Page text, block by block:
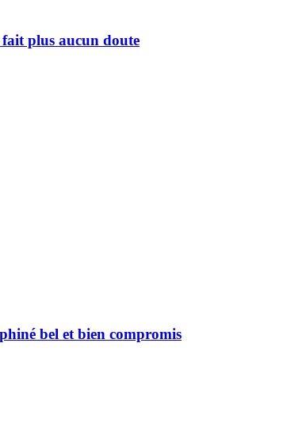
plus aucun doute
bel et bien compromis